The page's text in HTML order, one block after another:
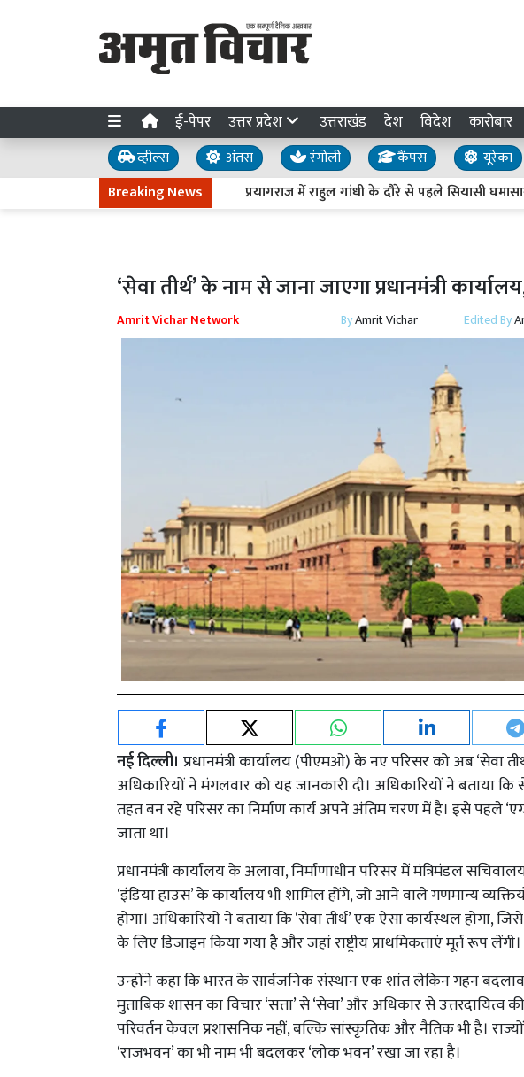
ई-पेपर उत्तर प्रदेश उत्तराखंड देश विदेश कारोबार
व्हील्स अंतस रंगोली कैंपस यूरेका
Breaking News
प्रयागराज में राहुल गांधी के दौरे से पहले सियासी घमासान,
‘सेवा तीर्थ’ के नाम से जाना जाएगा प्रधानमंत्री
Amrit Vichar Network ByAmrit Vichar Edited By
नई दिल्ली। प्रधानमंत्री कार्यालय (पीएमओ) के नए परिसर को अब ‘सेवा
अधिकारियों ने मंगलवार को यह जानकारी दी। अधिकारियों ने बताया कि
तहत बन रहे परिसर का निर्माण कार्य अपने अंतिम चरण में है। इसे पहले
जाता था।
प्रधानमंत्री कार्यालय के अलावा, निर्माणाधीन परिसर में मंत्रिमंडल
‘इंडिया हाउस’ के कार्यालय भी शामिल होंगे, जो आने वाले गणमान्य
होगा। अधिकारियों ने बताया कि ‘सेवा तीर्थ’ एक ऐसा कार्यस्थल होगा,
के लिए डिजाइन किया गया है और जहां राष्ट्रीय प्राथमिकताएं मूर्त रूप लेंगी।
उन्होंने कहा कि भारत के सार्वजनिक संस्थान एक शांत लेकिन गहन
मुताबिक शासन का विचार ‘सत्ता’ से ‘सेवा’ और अधिकार से उत्तरदायित्व
परिवर्तन केवल प्रशासनिक नहीं, बल्कि सांस्कृतिक और नैतिक भी है।
‘राजभवन’ का भी नाम भी बदलकर ‘लोक भवन’ रखा जा रहा है।